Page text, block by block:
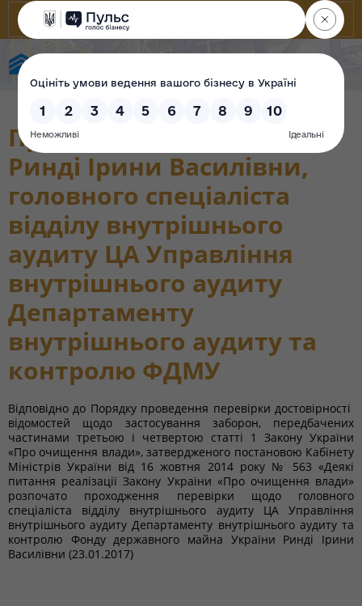
Проходження перевірки
Ринді Ірини Василівни,
головного спеціаліста
відділу внутрішнього
аудиту ЦА Управління
внутрішнього аудиту
Департаменту
внутрішнього аудиту та
контролю ФДМУ
Відповідно до Порядку проведення перевірки достовірності
відомостей щодо застосування заборон, передбачених
частинами третьою і четвертою статті 1 Закону України
«Про очищення влади», затвердженого постановою Кабінету
Міністрів України від 16 жовтня 2014 року № 563 «Деякі
питання реалізації Закону України «Про очищення влади»
розпочато проходження перевірки щодо головного
спеціаліста відділу внутрішнього аудиту ЦА Управління
внутрішнього аудиту Департаменту внутрішнього аудиту та
контролю Фонду державного майна України Ринді Ірини
Василівни (23.01.2017)